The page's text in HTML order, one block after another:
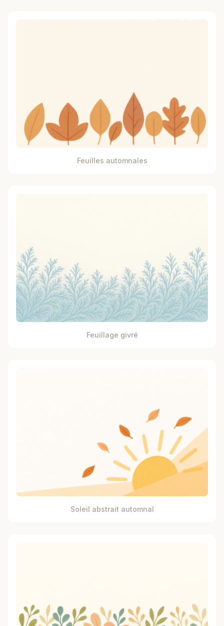
Feuilles automnales
Feuillage givré
Soleil abstrait automnal